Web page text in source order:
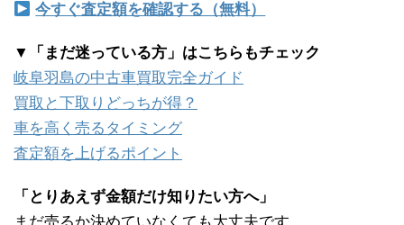
今すぐ査定額を確認する（無料）
▼「まだ迷っている方」はこちらもチェック
岐阜羽島の中古車買取完全ガイド
買取と下取りどっちが得？
車を高く売るタイミング
査定額を上げるポイント
「とりあえず金額だけ知りたい方へ」